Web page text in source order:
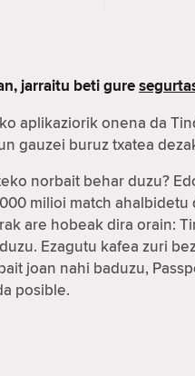
jarraitu beti gure
aplikaziorik onena da
gauzei buruz txatea
norbait behar duzu?
milioi match
are hobeak dira orain:
Ezagutu kafea zuri
joan nahi baduzu,
posible.